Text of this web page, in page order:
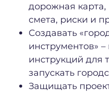
дорожная карта,
смета, риски и
Создавать
инструментов»
инструкций для
запускать
Защищать